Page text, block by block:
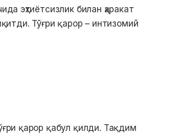
эҳтиётсизлик билан ҳаракат
Тўғри қарор – интизомий
қарор қабул қилди. Тақдим